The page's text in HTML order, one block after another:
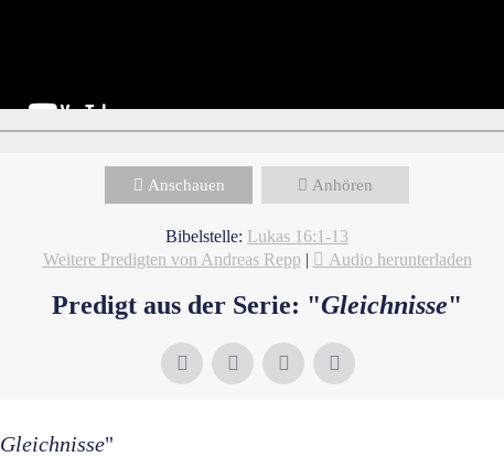
Anschauen Anhören
Bibelstelle: Lukas 16:1-13
Weitere Predigten von Andreas Repp | Audio herunterladen
Predigt aus der Serie: "Gleichnisse"
Gleichnisse"